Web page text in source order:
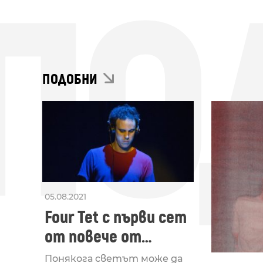
ПОДОБНИ
05.08.2021
Four Tet с първи сет
от повече от
година насам
Понякога светът може да